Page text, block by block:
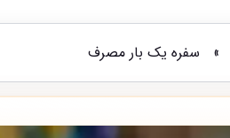
» سفره یک بار مصرف